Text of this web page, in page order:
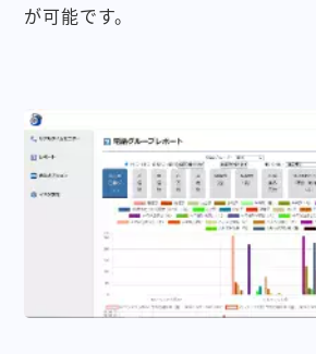
が可能です。